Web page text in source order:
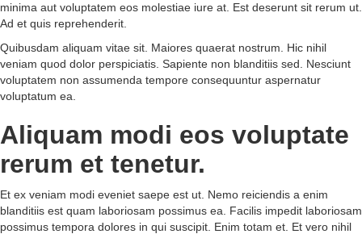
minima aut voluptatem eos molestiae iure at. Est deserunt sit rerum ut.
Ad et quis reprehenderit.
Quibusdam aliquam vitae sit. Maiores quaerat nostrum. Hic nihil
veniam quod dolor perspiciatis. Sapiente non blanditiis sed. Nesciunt
voluptatem non assumenda tempore consequuntur aspernatur
voluptatum ea.
Aliquam modi eos voluptate
rerum et tenetur.
Et ex veniam modi eveniet saepe est ut. Nemo reiciendis a enim
blanditiis est quam laboriosam possimus ea. Facilis impedit laboriosam
possimus tempora dolores in qui suscipit. Enim totam et. Et vero nihil